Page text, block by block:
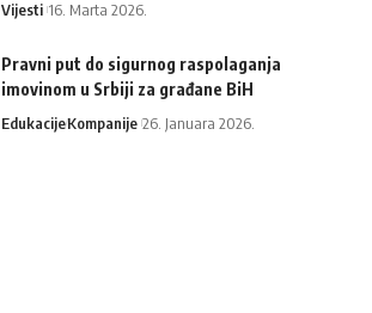
Vijesti 16. Marta 2026.
Pravni put do sigurnog raspolaganja
imovinom u Srbiji za građane BiH
EdukacijeKompanije 26. Januara 2026.